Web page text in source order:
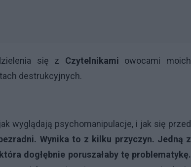
się z Czytelnikami owocami moich
destrukcyjnych.
wyglądają psychomanipulacje, i jak się przed
Wynika to z kilku przyczyn. Jedną z
dogłębnie poruszałaby tę problematykę.